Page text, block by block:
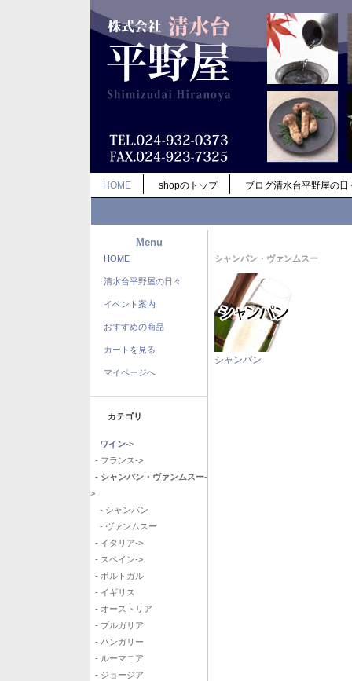
HOME shopのトップ ブログ清水台平野屋の日
Menu
HOME
清水台平野屋の日々
イベント案内
おすすめの商品
カートを見る
マイページへ
カテゴリ
ワイン->
- フランス->
- シャンパン・ヴァンムスー-
>
- シャンパン
- ヴァンムスー
- イタリア->
- スペイン->
- ポルトガル
- イギリス
- オーストリア
- ブルガリア
- ハンガリー
- ルーマニア
- ジョージア
シャンパン・ヴァンムスー
シャンパン